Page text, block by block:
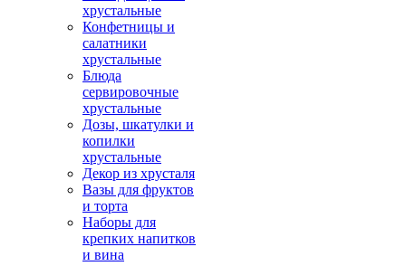
хрустальные
Конфетницы и
салатники
хрустальные
Блюда
сервировочные
хрустальные
Дозы, шкатулки и
копилки
хрустальные
Декор из хрусталя
Вазы для фруктов
и торта
Наборы для
крепких напитков
и вина